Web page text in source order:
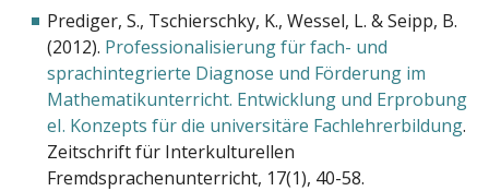
Prediger, S., Tschierschky, K., Wessel, L. & Seipp, B.
(2012). Professionalisierung für fach- und
sprachintegrierte Diagnose und Förderung im
Mathematikunterricht. Entwicklung und Erprobung
eI. Konzepts für die universitäre Fachlehrerbildung.
Zeitschrift für Interkulturellen
Fremdsprachenunterricht, 17(1), 40-58.